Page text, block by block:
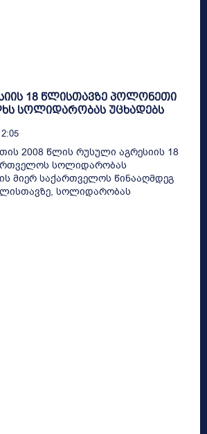
18 წლისთავზე პოლონეთი
სოლიდარობას უცხადებს
2008 წლის რუსული აგრესიის 18
სოლიდარობას
მიერ საქართველოს წინააღმდეგ
სოლიდარობას